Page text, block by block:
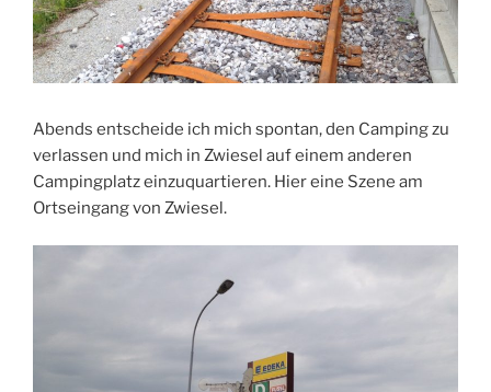
Abends entscheide ich mich spontan, den Camping zu
verlassen und mich in Zwiesel auf einem anderen
Campingplatz einzuquartieren. Hier eine Szene am
Ortseingang von Zwiesel.